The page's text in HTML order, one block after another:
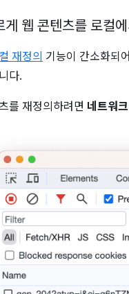
게 웹 콘텐츠를 로컬
재정의 기능이 간소화되
다.
를 재정의하려면 네트워크